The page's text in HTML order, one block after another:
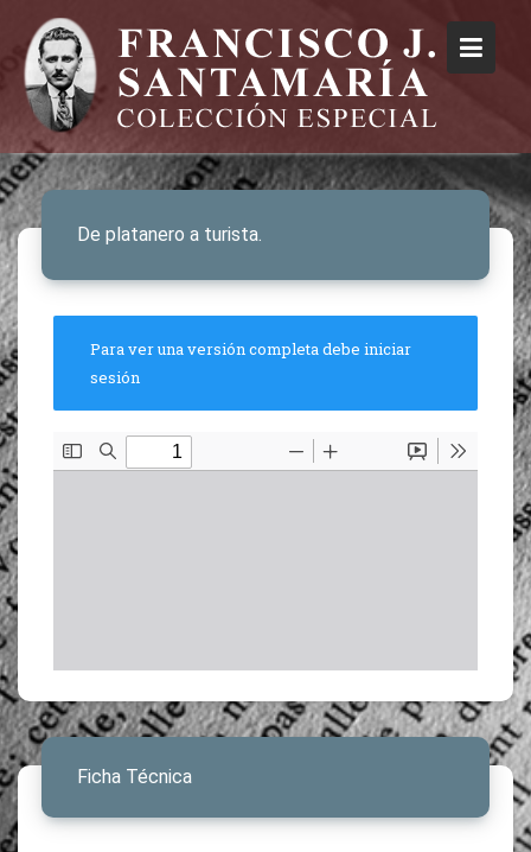
De platanero a turista.
Para ver una versión completa debe iniciar
sesión
Ficha Técnica